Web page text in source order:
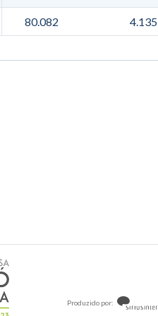
80.082 4.135
Produzido por: